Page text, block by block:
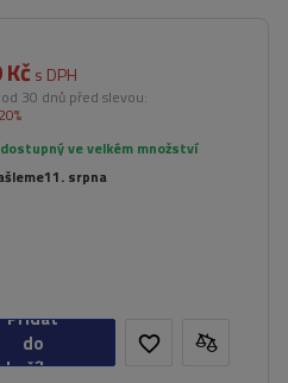
s DPH
30 dnů před slevou:
ve velkém množství
11. srpna
Přidat
do
košíku